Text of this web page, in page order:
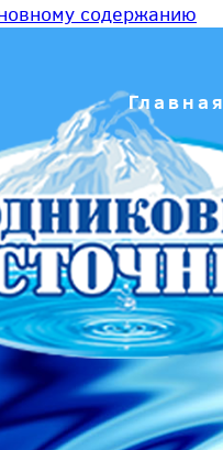
содержанию
Главная